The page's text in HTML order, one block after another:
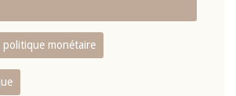
politique monétaire